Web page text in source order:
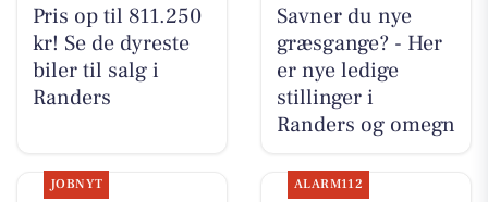
Pris op til 811.250
kr! Se de dyreste
biler til salg i
Randers
Savner du nye
græsgange? - Her
er nye ledige
stillinger i
Randers og omegn
JOBNYT ALARM112